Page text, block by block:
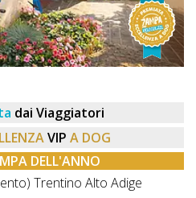
dai Viaggiatori
VIP A DOG
DELL'ANNO
Trentino Alto Adige